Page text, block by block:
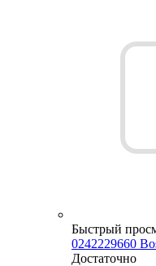
Быстрый
0242229660
Достаточно